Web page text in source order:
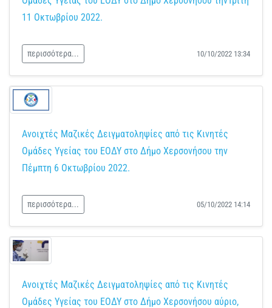
11 Οκτωβρίου 2022.
περισσότερα... 10/10/2022 13:34
Ανοιχτές Μαζικές Δειγματοληψίες από τις Κινητές
Ομάδες Υγείας του ΕΟΔΥ στο Δήμο Χερσονήσου την
Πέμπτη 6 Οκτωβρίου 2022.
περισσότερα... 05/10/2022 14:14
Ανοιχτές Μαζικές Δειγματοληψίες από τις Κινητές
Ομάδες Υγείας του ΕΟΔΥ στο Δήμο Χερσονήσου αύριο,